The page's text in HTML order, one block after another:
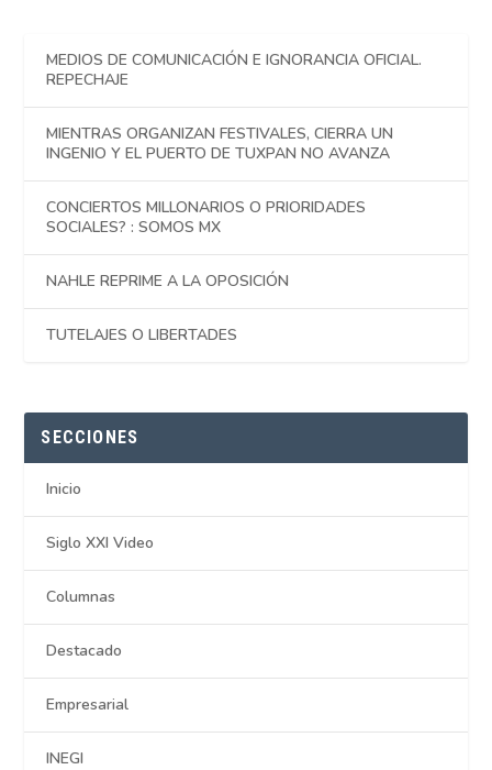
MEDIOS DE COMUNICACIÓN E IGNORANCIA OFICIAL.
REPECHAJE
MIENTRAS ORGANIZAN FESTIVALES, CIERRA UN
INGENIO Y EL PUERTO DE TUXPAN NO AVANZA
CONCIERTOS MILLONARIOS O PRIORIDADES
SOCIALES? : SOMOS MX
NAHLE REPRIME A LA OPOSICIÓN
TUTELAJES O LIBERTADES
SECCIONES
Inicio
Siglo XXI Video
Columnas
Destacado
Empresarial
INEGI